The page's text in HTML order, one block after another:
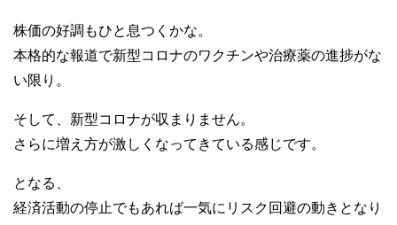
株価の好調もひと息つくかな。
本格的な報道で新型コロナのワクチンや治療薬の進捗がな
い限り。
そして、新型コロナが収まりません。
さらに増え方が激しくなってきている感じです。
となる、
経済活動の停止でもあれば一気にリスク回避の動きとなり